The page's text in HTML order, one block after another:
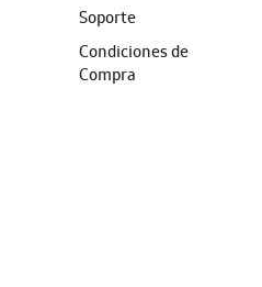
Soporte
Condiciones de
Compra